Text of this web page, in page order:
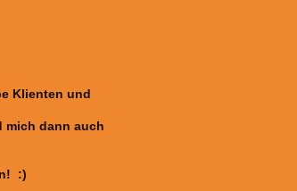
Klienten und
mich dann auch
:)